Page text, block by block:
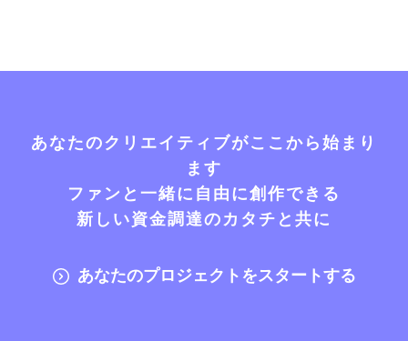
あなたのクリエイティブがここから始まり
ます
ファンと一緒に自由に創作できる
新しい資金調達のカタチと共に
あなたのプロジェクトをスタートする